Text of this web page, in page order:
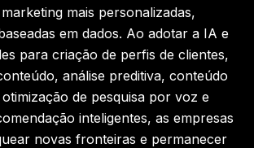
mais personalizadas,
em dados. Ao adotar a IA e
para criação de perfis de clientes,
análise preditiva, conteúdo
de pesquisa por voz e
inteligentes, as empresas
novas fronteiras e permanecer